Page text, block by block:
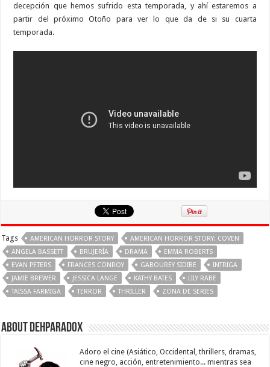
decepción que hemos sufrido esta temporada, y ahí estaremos a
partir del próximo Otoño para ver lo que da de si su cuarta
temporada.
Tags AMERICAN HORROR STORY
AMERICAN HORROR STORY: COVEN
ANGELA BASSETT
BRUJERÍA DRAMA
EMMA ROBERTS
EVAN PETERS
FRANCES CONROY GABOUREY SIDIBE
INTRIGA
JAMIE BREWER
JESSICA LANGE KATHY BATES
LILY RABE
TAISSA FARMIGA
TERROR THRILLER ZONA DE SERIES
About Dehparadox
Adoro el cine (Asiático, Occidental, thrillers, dramas,
cine negro, acción, entretenimiento... mientras sea